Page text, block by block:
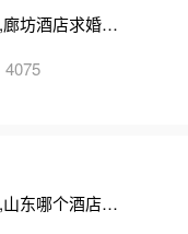
坊酒店求婚布
东哪个酒店有